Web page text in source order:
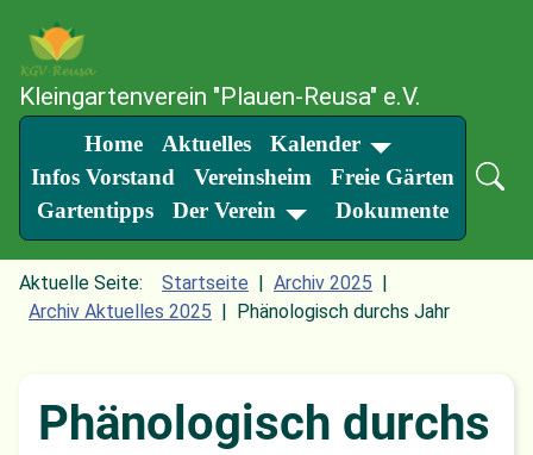
SKIP TO MAIN CONTENT
Kleingartenverein "Plauen-Reusa" e.V.
Home Aktuelles
Kalender
Infos Vorstand
Vereinsheim
Freie Gärten
Gartentipps
Der Verein Dokumente
Aktuelle Seite: Startseite
Archiv 2025
Archiv Aktuelles 2025
Phänologisch durchs Jahr
Phänologisch durchs